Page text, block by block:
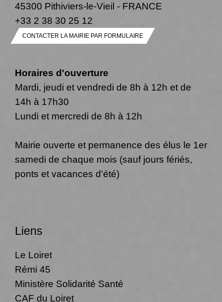
45300 Pithiviers-le-Vieil - FRANCE
+33 2 38 30 25 12
CONTACTER LA MAIRIE PAR FORMULAIRE
Horaires d'ouverture
Mardi, jeudi et vendredi de 8h à 12h et de
14h à 17h30
Lundi et mercredi de 8h à 12h
Mairie ouverte et permanence des élus le 1er
samedi de chaque mois (sauf jours fériés,
ponts et vacances d'été)
Liens
Le Loiret
Rémi 45
Ministère Solidarité Santé
CAF du Loiret